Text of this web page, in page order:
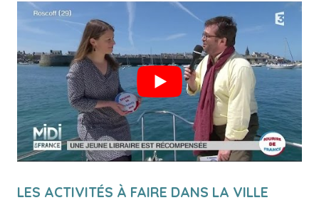
LES ACTIVITÉS À FAIRE DANS LA VILLE